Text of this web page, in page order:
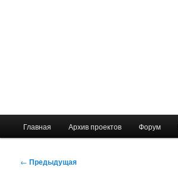
Главная Архив проектов Форум
Навигация
← Предыдущая